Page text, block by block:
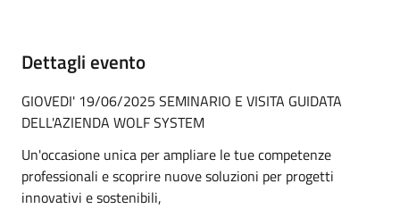
Dettagli evento
GIOVEDI' 19/06/2025 SEMINARIO E VISITA GUIDATA
DELL'AZIENDA WOLF SYSTEM
Un'occasione unica per ampliare le tue competenze
professionali e scoprire nuove soluzioni per progetti
innovativi e sostenibili,